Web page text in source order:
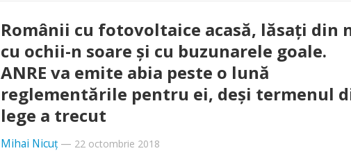
Românii cu fotovoltaice acasă, lăsaţi din
cu ochii-n soare şi cu buzunarele goale.
ANRE va emite abia peste o lună
reglementările pentru ei, deşi termenul
lege a trecut
Mihai Nicuț— 22 octombrie 2018